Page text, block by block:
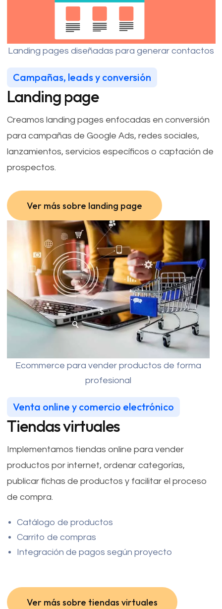
Campañas, leads y conversión
Landing page
Creamos landing pages enfocadas en conversión
para campañas de Google Ads, redes sociales,
lanzamientos, servicios específicos o captación de
prospectos.
Ver más sobre landing page
Ver más sobre landing page
Landing pages diseñadas para generar contactos
Venta online y comercio electrónico
Tiendas virtuales
Implementamos tiendas online para vender
productos por internet, ordenar categorías,
publicar fichas de productos y facilitar el proceso
de compra.
Catálogo de productos
Carrito de compras
Integración de pagos según proyecto
Ver más sobre tiendas virtuales
Ecommerce para vender productos de forma
profesional